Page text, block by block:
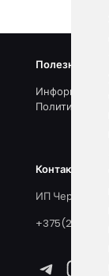
Полезные
Информация
Политика
Контакты и
ИП
+375(25)918-